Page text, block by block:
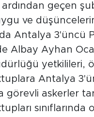
geçen
ve
Antalya 3'üncü
Albay Ayhan
yetkilileri,
Antalya
görevli askerler